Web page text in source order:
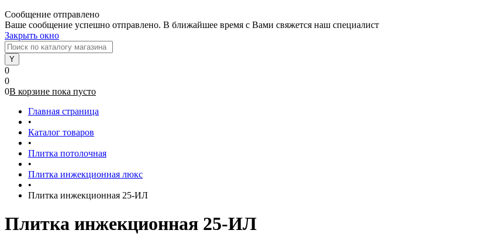
Сообщение отправлено
Ваше сообщение успешно отправлено. В ближайшее время с Вами свяжется наш специалист
Закрыть окно
0
0
0В корзине пока пусто
Главная страница
•
Каталог товаров
•
Плитка потолочная
•
Плитка инжекционная люкс
•
Плитка инжекционная 25-ИЛ
Плитка инжекционная 25-ИЛ